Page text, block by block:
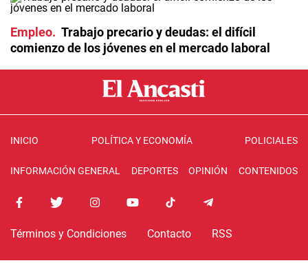
Empleo
Trabajo precario y deudas: el difícil
comienzo de los jóvenes en el mercado laboral
INICIO POLÍTICA Y ECONOMÍA POLICIALES
INFORMACIÓN GENERAL DEPORTES OPINIÓN CONTENIDOS
Términos y Condiciones Contacto RSS